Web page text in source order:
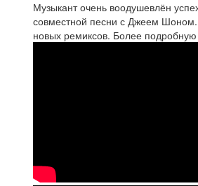
Музыкант очень воодушевлён
совместной песни с Джеем Шоном.
новых ремиксов. Более
Video)